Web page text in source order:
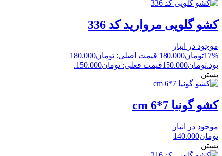
کشو گلویی مروارید کد 336
موجود در انبار
17%تومان180.000
قیمت اصلی: تومان180.000
بود.تومان150.000قیمت فعلی: تومان150.000.
بستن
کشو گونیا 7*6 cm
موجود در انبار
تومان140.000
بستن